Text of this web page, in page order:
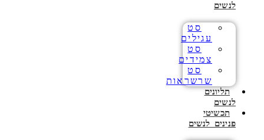
לנשים
סט
עגילים
סט
צמידים
סט
שרשראות
תליונים
לנשים
תכשיטי
פנינים לנשים